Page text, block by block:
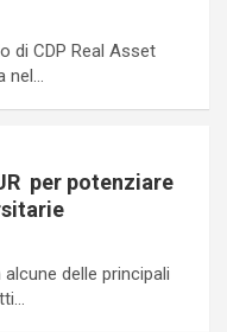
di CDP Real Asset
nel…
per potenziare
delle principali